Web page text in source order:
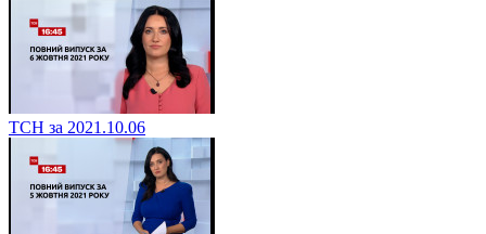
ТСН за 2021.10.06